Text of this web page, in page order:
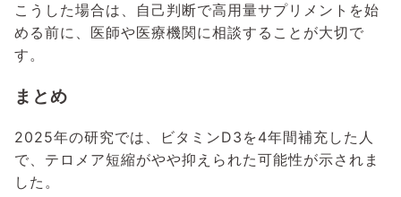
こうした場合は、自己判断で高用量サプリメントを始
める前に、医師や医療機関に相談することが大切で
す。
まとめ
2025年の研究では、ビタミンD3を4年間補充した人
で、テロメア短縮がやや抑えられた可能性が示されま
した。